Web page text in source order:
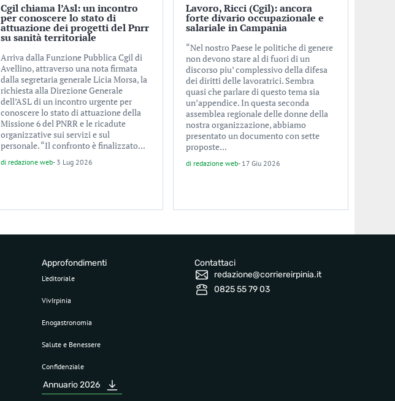
Cgil chiama l’Asl: un incontro
per conoscere lo stato di
attuazione dei progetti del Pnrr
su sanità territoriale
Arriva dalla Funzione Pubblica Cgil di
Avellino, attraverso una nota firmata
dalla segretaria generale Licia Morsa, la
richiesta alla Direzione Generale
dell’ASL di un incontro urgente per
conoscere lo stato di attuazione della
Missione 6 del PNRR e le ricadute
organizzative sui servizi e sul
personale. “Il confronto è finalizzato...
di redazione web- 3 Lug 2026
Lavoro, Ricci (Cgil): ancora
forte divario occupazionale e
salariale in Campania
“Nel nostro Paese le politiche di genere
non devono stare al di fuori di un
discorso piu’ complessivo della difesa
dei diritti delle lavoratrici. Sembra
quasi che parlare di questo tema sia
un’appendice. In questa seconda
assemblea regionale delle donne della
nostra organizzazione, abbiamo
presentato un documento con sette
proposte...
di redazione web- 17 Giu 2026
Approfondimenti
L’editoriale
VivIrpinia
Enogastronomia
Salute e Benessere
Confidenziale
Annuario 2026
Contattaci
redazione@corriereirpinia.it
0825 55 79 03